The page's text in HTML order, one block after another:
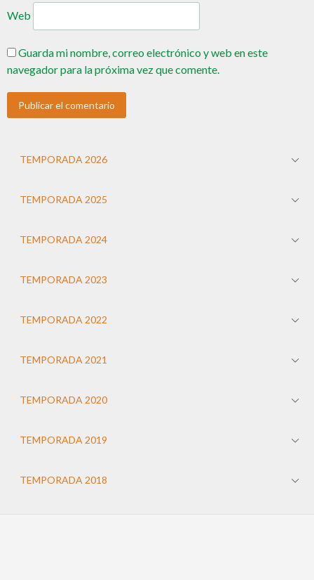
Web
Guarda mi nombre, correo electrónico y web en este
navegador para la próxima vez que comente.
TEMPORADA 2026
TEMPORADA 2025
TEMPORADA 2024
TEMPORADA 2023
TEMPORADA 2022
TEMPORADA 2021
TEMPORADA 2020
TEMPORADA 2019
TEMPORADA 2018